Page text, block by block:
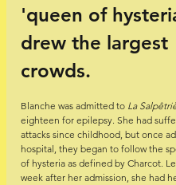
'queen of
drew the largest
crowds.
Blanche was admitted to La
eighteen for epilepsy. She had
attacks since childhood, but once
hospital, they began to follow the
of hysteria as defined by Charcot.
week after her admission, she had